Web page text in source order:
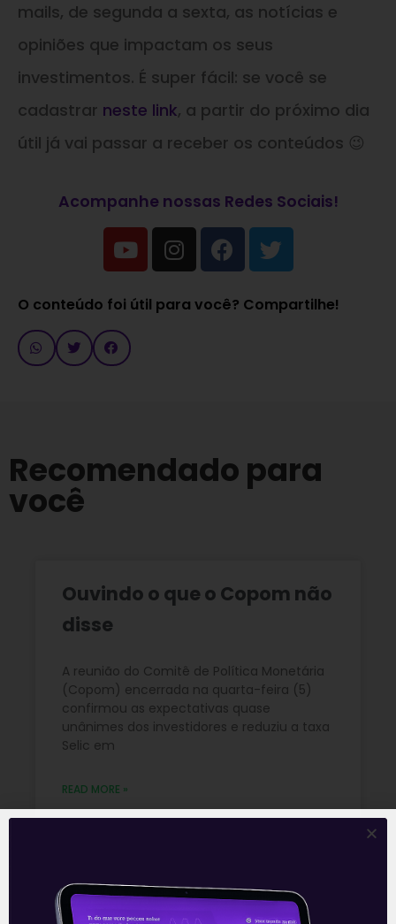
mails, de segunda a sexta, as notícias e
opiniões que impactam os seus
investimentos. É super fácil: se você se
cadastrar neste link, a partir do próximo dia
útil já vai passar a receber os conteúdos 😉
Acompanhe nossas Redes Sociais!
O conteúdo foi útil para você? Compartilhe!
Recomendado para
você
Ouvindo o que o Copom não
disse
A reunião do Comitê de Política Monetária
(Copom) encerrada na quarta-feira (5)
confirmou as expectativas quase
unânimes dos investidores e reduziu a taxa
Selic em
READ MORE »